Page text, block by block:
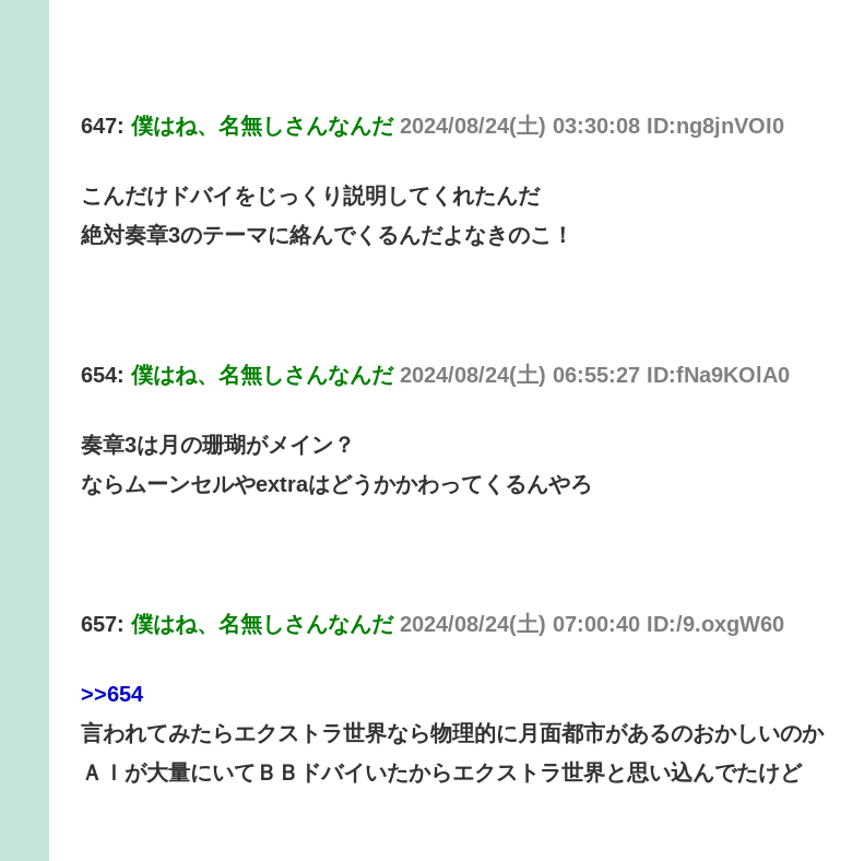
647:僕はね、名無しさんなんだ 2024/08/24(土) 03:30:08 ID:ng8jnVOI0
こんだけドバイをじっくり説明してくれたんだ
絶対奏章3のテーマに絡んでくるんだよなきのこ！
654:僕はね、名無しさんなんだ 2024/08/24(土) 06:55:27 ID:fNa9KOlA0
奏章3は月の珊瑚がメイン？
ならムーンセルやextraはどうかかわってくるんやろ
657:僕はね、名無しさんなんだ 2024/08/24(土) 07:00:40 ID:/9.oxgW60
>>654
言われてみたらエクストラ世界なら物理的に月面都市があるのおかしいのか
ＡＩが大量にいてＢＢドバイいたからエクストラ世界と思い込んでたけど